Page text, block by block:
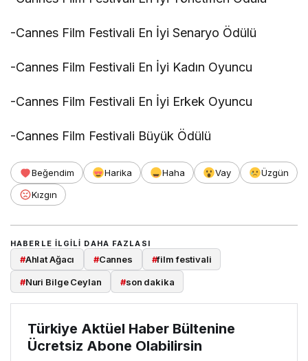
-Cannes Film Festivali En İyi Senaryo Ödülü
-Cannes Film Festivali En İyi Kadın Oyuncu
-Cannes Film Festivali En İyi Erkek Oyuncu
-Cannes Film Festivali Büyük Ödülü
Beğendim Harika Haha Vay
Üzgün
Kızgın
HABERLE ILGILI DAHA FAZLASI
#Ahlat Ağacı #Cannes #film festivali
#Nuri Bilge Ceylan #son dakika
Türkiye Aktüel Haber Bültenine
Ücretsiz Abone Olabilirsin